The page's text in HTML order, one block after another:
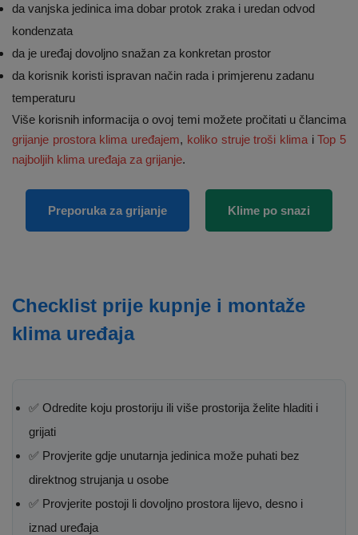
da vanjska jedinica ima dobar protok zraka i uredan odvod
kondenzata
da je uređaj dovoljno snažan za konkretan prostor
da korisnik koristi ispravan način rada i primjerenu zadanu
temperaturu
Više korisnih informacija o ovoj temi možete pročitati u člancima
grijanje prostora klima uređajem, koliko struje troši klimaiTop 5
najboljih klima uređaja za grijanje.
Preporuka za grijanje Klime po snazi
Checklist prije kupnje i montaže
klima uređaja
✅ Odredite koju prostoriju ili više prostorija želite hladiti i
grijati
✅ Provjerite gdje unutarnja jedinica može puhati bez
direktnog strujanja u osobe
✅ Provjerite postoji li dovoljno prostora lijevo, desno i
iznad uređaja